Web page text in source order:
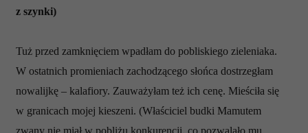
z szynki)
Tuż przed zamknięciem wpadłam do pobliskiego zieleniaka.
W ostatnich promieniach zachodzącego słońca dostrzegłam
nowalijkę – kalafiory. Zauważyłam też ich cenę. Mieściła się
w granicach mojej kieszeni. (Właściciel budki Mamutem
zwany nie miał w pobliżu konkurencji, co pozwalało mu